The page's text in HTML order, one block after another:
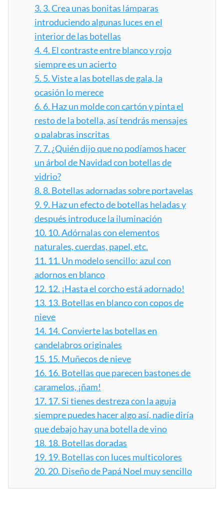
3. 3. Crea unas bonitas lámparas
introduciendo algunas luces en el
interior de las botellas
4.4. El contraste entre blanco y rojo
siempre es un acierto
5. 5. Viste a las botellas de gala, la
ocasión lo merece
6. 6. Haz un molde con cartón y pinta el
resto de la botella, así tendrás mensajes
o palabras inscritas
7. 7. ¿Quién dijo que no podíamos hacer
un árbol de Navidad con botellas de
vidrio?
8.8. Botellas adornadas sobre portavelas
9. 9. Haz un efecto de botellas heladas y
después introduce la iluminación
10. 10. Adórnalas con elementos
naturales, cuerdas, papel, etc.
11. 11. Un modelo sencillo: azul con
adornos en blanco
12. 12. ¡Hasta el corcho está adornado!
13. 13. Botellas en blanco con copos de
nieve
14. 14. Convierte las botellas en
candelabros originales
15. 15. Muñecos de nieve
16. 16. Botellas que parecen bastones de
caramelos, ¡ñam!
17. 17. Si tienes destreza con la aguja
siempre puedes hacer algo así, nadie diría
que debajo hay una botella de vino
18. 18. Botellas doradas
19. 19. Botellas con luces multicolores
20. 20. Diseño de Papá Noel muy sencillo